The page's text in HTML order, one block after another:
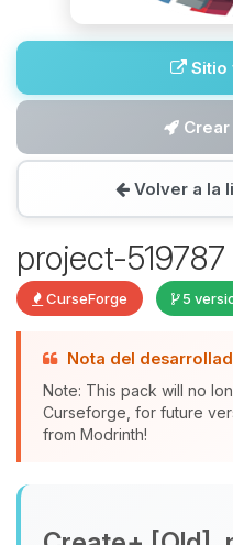
Sitio
Volver a la
project-519787
CurseForge 5
Nota del
Note: This pack will no
Curseforge, for future
from Modrinth!
Yupi, por fin
hablar! Soy
asistente de
que necesitas
pequenos
08/08/2026 12:24